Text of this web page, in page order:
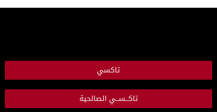
تاكسي
تاكــســي الصالحية